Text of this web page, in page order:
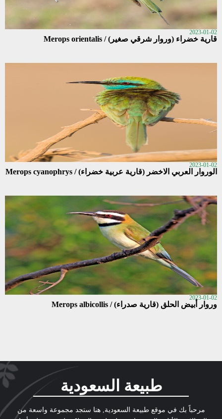
2023-01-02
قارية خضراء (وروار شرقي صغير) / Merops orientalis
2023-01-02
الوروار العربي الاخضر (قارية عربية خضراء) / Merops cyanophrys
2023-01-02
وروار أبيض الحلق (قارية صدراء) / Merops albicollis
طبيعة السعودية
مرحباً بك في موقع طبيعة السعودية, هنا ستجد مجموعة واسعة من